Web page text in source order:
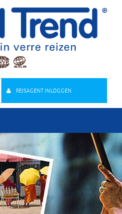
REISAGENT INLOGGEN